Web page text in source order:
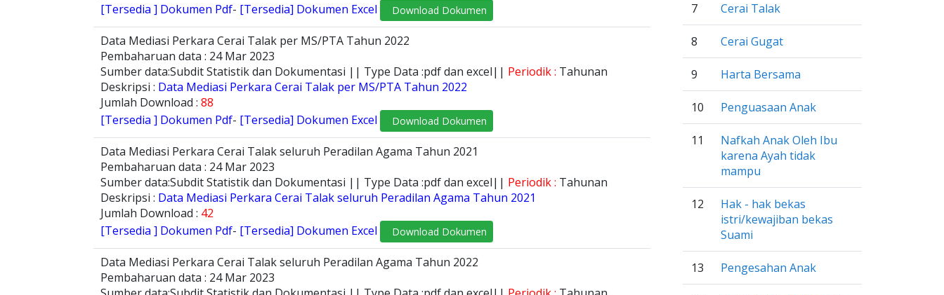
[Tersedia ] Dokumen Pdf- [Tersedia] Dokumen Excel Download Dokumen
Data Mediasi Perkara Cerai Talak per MS/PTA Tahun 2022
Pembaharuan data : 24 Mar 2023
Sumber data:Subdit Statistik dan Dokumentasi || Type Data :pdf dan excel|| Periodik : Tahunan
Deskripsi : Data Mediasi Perkara Cerai Talak per MS/PTA Tahun 2022
Jumlah Download : 88
[Tersedia ] Dokumen Pdf- [Tersedia] Dokumen Excel Download Dokumen
Data Mediasi Perkara Cerai Talak seluruh Peradilan Agama Tahun 2021
Pembaharuan data : 24 Mar 2023
Sumber data:Subdit Statistik dan Dokumentasi || Type Data :pdf dan excel|| Periodik : Tahunan
Deskripsi : Data Mediasi Perkara Cerai Talak seluruh Peradilan Agama Tahun 2021
Jumlah Download : 42
[Tersedia ] Dokumen Pdf- [Tersedia] Dokumen Excel Download Dokumen
Data Mediasi Perkara Cerai Talak seluruh Peradilan Agama Tahun 2022
Pembaharuan data : 24 Mar 2023
7 Cerai Talak
8 Cerai Gugat
9 Harta Bersama
10 Penguasaan Anak
11
Nafkah Anak Oleh Ibu
karena Ayah tidak
mampu
12
Hak - hak bekas
istri/kewajiban bekas
Suami
13 Pengesahan Anak